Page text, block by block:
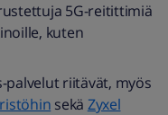
5G-reitittimiä
kuten
palvelut riitävät, myös
sekä Zyxel